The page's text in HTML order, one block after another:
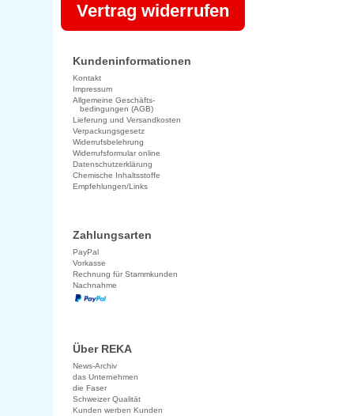
Vertrag widerrufen
Kundeninformationen
Kontakt
Impressum
Allgemeine Geschäfts-
bedingungen (AGB)
Lieferung und Versandkosten
Verpackungsgesetz
Widerrufsbelehrung
Widerrufsformular online
Datenschutzerklärung
Chemische Inhaltsstoffe
Empfehlungen/Links
Zahlungsarten
PayPal
Vorkasse
Rechnung für Stammkunden
Nachnahme
Über REKA
News-Archiv
das Unternehmen
die Faser
Schweizer Qualität
Kunden werben Kunden